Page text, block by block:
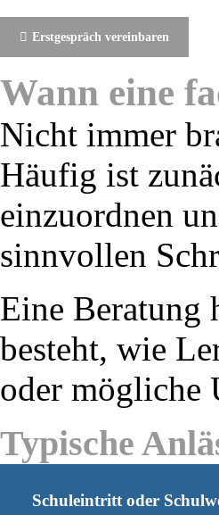
Erstgespräch vereinbaren
Wann eine
Nicht immer
Häufig ist
einzuordnen
sinnvollen
Eine Beratung
besteht, wie
oder mögliche
Typische
Schuleintritt oder